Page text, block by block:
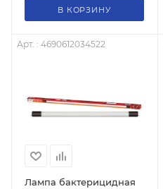
В КОРЗИНУ
Арт. : 4690612034522
Лампа бактерицидная